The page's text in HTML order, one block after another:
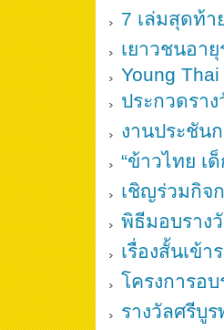
7 เล่มสุดท้า
เยาวชนอา
Young
ประกวดรา
งานประชัน
“ข้าวไทย เ
เชิญร่วมกิจ
พิธีมอบราง
เรื่องสั้นเข้
โครงการอ
รางวัลศรีบู